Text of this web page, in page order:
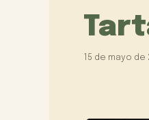
15 de mayo de